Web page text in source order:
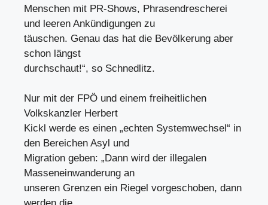
Menschen mit PR-Shows, Phrasendrescherei
und leeren Ankündigungen zu
täuschen. Genau das hat die Bevölkerung aber
schon längst
durchschaut!“, so Schnedlitz.
Nur mit der FPÖ und einem freiheitlichen
Volkskanzler Herbert
Kickl werde es einen „echten Systemwechsel“ in
den Bereichen Asyl und
Migration geben: „Dann wird der illegalen
Masseneinwanderung an
unseren Grenzen ein Riegel vorgeschoben, dann